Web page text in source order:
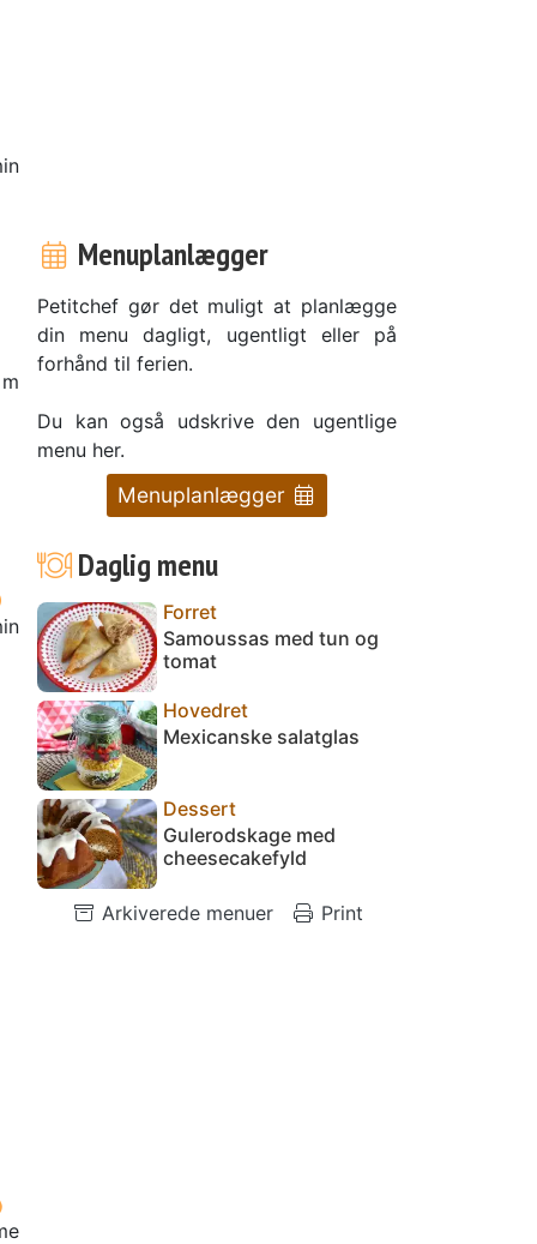
Menuplanlægger
Petitchef gør det muligt at planlægge
din menu dagligt, ugentligt eller på
forhånd til ferien.
Du kan også udskrive den ugentlige
menu her.
Menuplanlægger
Daglig menu
Forret
Samoussas med tun og
tomat
Hovedret
Mexicanske salatglas
Dessert
Gulerodskage med
cheesecakefyld
Arkiverede menuer Print